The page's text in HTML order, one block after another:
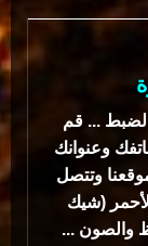
... قم
وعنوانك
وتتصل
(شيك
والصون ...